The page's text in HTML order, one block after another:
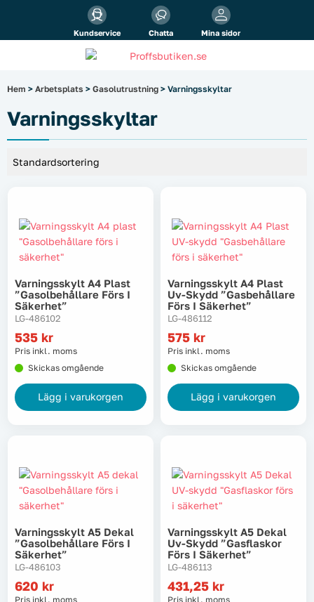
Kundservice Chatta Mina sidor
Alla priser visasinkl. moms!
Företag Privat
Arbetsplats
Arbetstält
Hem > Arbetsplats > Gasolutrustning > Varningsskyltar
Varningsskyltar
Varningsskylt A4 Plast
”gasolbehållare Förs I
Säkerhet”
LG-486102
535 kr
Pris inkl. moms
Skickas omgående
Lägg i varukorgen
Varningsskylt A4 Plast
Uv-Skydd ”gasbehållare
Förs I Säkerhet”
LG-486112
575 kr
Pris inkl. moms
Skickas omgående
Lägg i varukorgen
Varningsskylt A5 Dekal
”gasolbehållare Förs I
Säkerhet”
LG-486103
620 kr
Pris inkl. moms
Varningsskylt A5 Dekal
Uv-Skydd ”gasflaskor
Förs I Säkerhet”
LG-486113
431,25 kr
Pris inkl. moms